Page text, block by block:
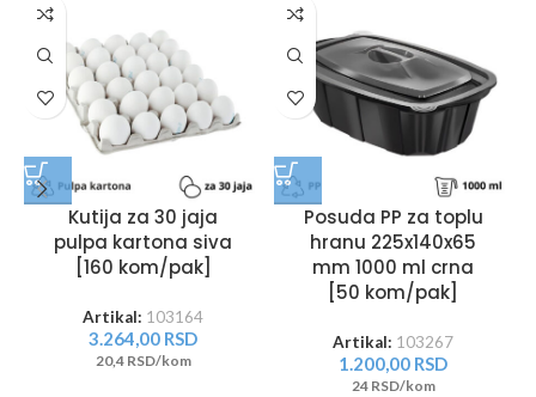
Kutija za 30 jaja
pulpa kartona siva
[160 kom/pak]
Artikal: 103164
3.264,00 RSD
20,4 RSD/kom
Posuda PP za toplu
hranu 225x140x65
mm 1000 ml crna
[50 kom/pak]
Artikal: 103267
1.200,00 RSD
24 RSD/kom